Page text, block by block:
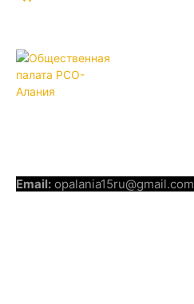
Email: opalania15ru@gmail.com